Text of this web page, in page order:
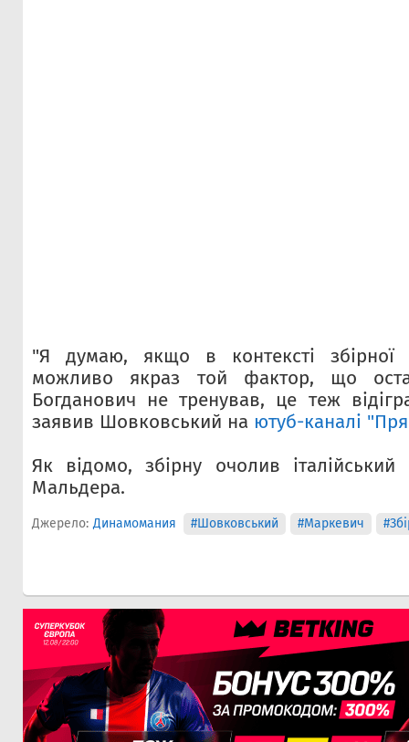
"Я думаю, якщо в контексті
можливо якраз той фактор, що
Богданович не тренував, це теж
заявив Шовковський на ютуб-каналі
Як відомо, збірну очолив італійський
Мальдера.
Джерело: Динамомания #Шовковський #Маркевич